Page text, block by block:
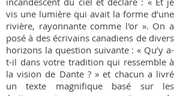
vis une lumière qui avait la forme d’une
rivière, rayonnante comme l'or ». On a
posé à des écrivains canadiens de divers
horizons la question suivante : « Qu’y a-
t-il dans votre tradition qui ressemble à
la vision de Dante ? » et chacun a livré
un texte magnifique basé sur les